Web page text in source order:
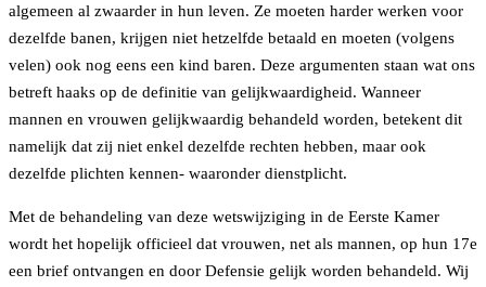
algemeen al zwaarder in hun leven. Ze moeten harder werken voor
dezelfde banen, krijgen niet hetzelfde betaald en moeten (volgens
velen) ook nog eens een kind baren. Deze argumenten staan wat ons
betreft haaks op de definitie van gelijkwaardigheid. Wanneer
mannen en vrouwen gelijkwaardig behandeld worden, betekent dit
namelijk dat zij niet enkel dezelfde rechten hebben, maar ook
dezelfde plichten kennen- waaronder dienstplicht.
Met de behandeling van deze wetswijziging in de Eerste Kamer
wordt het hopelijk officieel dat vrouwen, net als mannen, op hun 17e
een brief ontvangen en door Defensie gelijk worden behandeld. Wij